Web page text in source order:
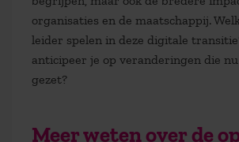
organisaties en de maatschappij.
leider spelen in deze digitale
anticipeer je op veranderingen die
gezet?
Meer weten over de